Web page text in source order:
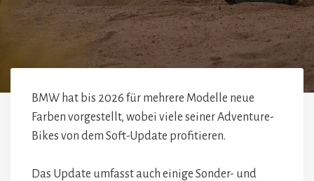
BMW hat bis 2026 für mehrere Modelle neue
Farben vorgestellt, wobei viele seiner Adventure-
Bikes von dem Soft-Update profitieren.
Das Update umfasst auch einige Sonder- und